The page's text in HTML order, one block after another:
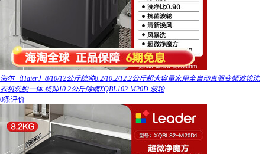
海尔（Haier）8/10/12公斤统帅8.2/10.2/12.2公斤超大容量家用全自动直驱变频波轮洗
衣机洗脱一体 统帅10.2公斤除螨XQBL102-M20D 波轮
0条评价